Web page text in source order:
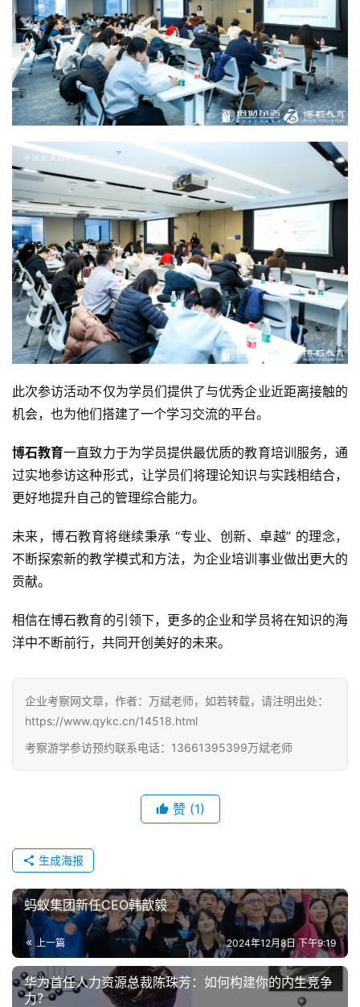
此次参访活动不仅为学员们提供了与优秀企业近距离接触的
机会，也为他们搭建了一个学习交流的平台。
博石教育一直致力于为学员提供最优质的教育培训服务，通
过实地参访这种形式，让学员们将理论知识与实践相结合，
更好地提升自己的管理综合能力。
未来，博石教育将继续秉承 “专业、创新、卓越” 的理念，
不断探索新的教学模式和方法，为企业培训事业做出更大的
贡献。
相信在博石教育的引领下，更多的企业和学员将在知识的海
洋中不断前行，共同开创美好的未来。
企业考察网文章，作者：万斌老师，如若转载，请注明出处：
https://www.qykc.cn/14518.html
考察游学参访预约联系电话：13661395399万斌老师
赞 (1)
生成海报
蚂蚁集团新任CEO韩歆毅
上一篇 2024年12月8日 下午9:19
华为首任人力资源总裁陈珠芳：如何构建你的内生竞争
力？